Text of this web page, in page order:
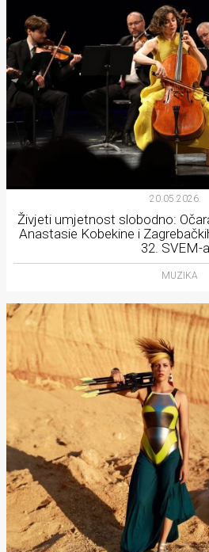
20.05.2026.
Živjeti umjetnost slobodno:
Anastasie Kobekine i
32. SVEM-a
MUZIKA